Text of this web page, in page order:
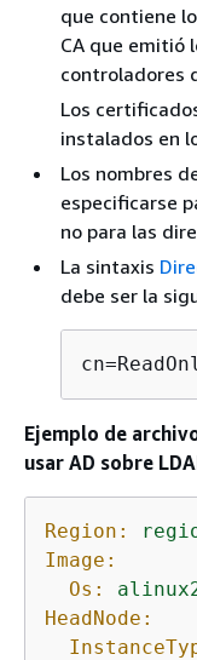
que contiene
CA que emitió
controladores
Los
instalados en
Los nombres
especificarse
no para las
La sintaxis
debe ser la
Ejemplo de
usar AD sobre
Region:
Image:
Os:
HeadNode: